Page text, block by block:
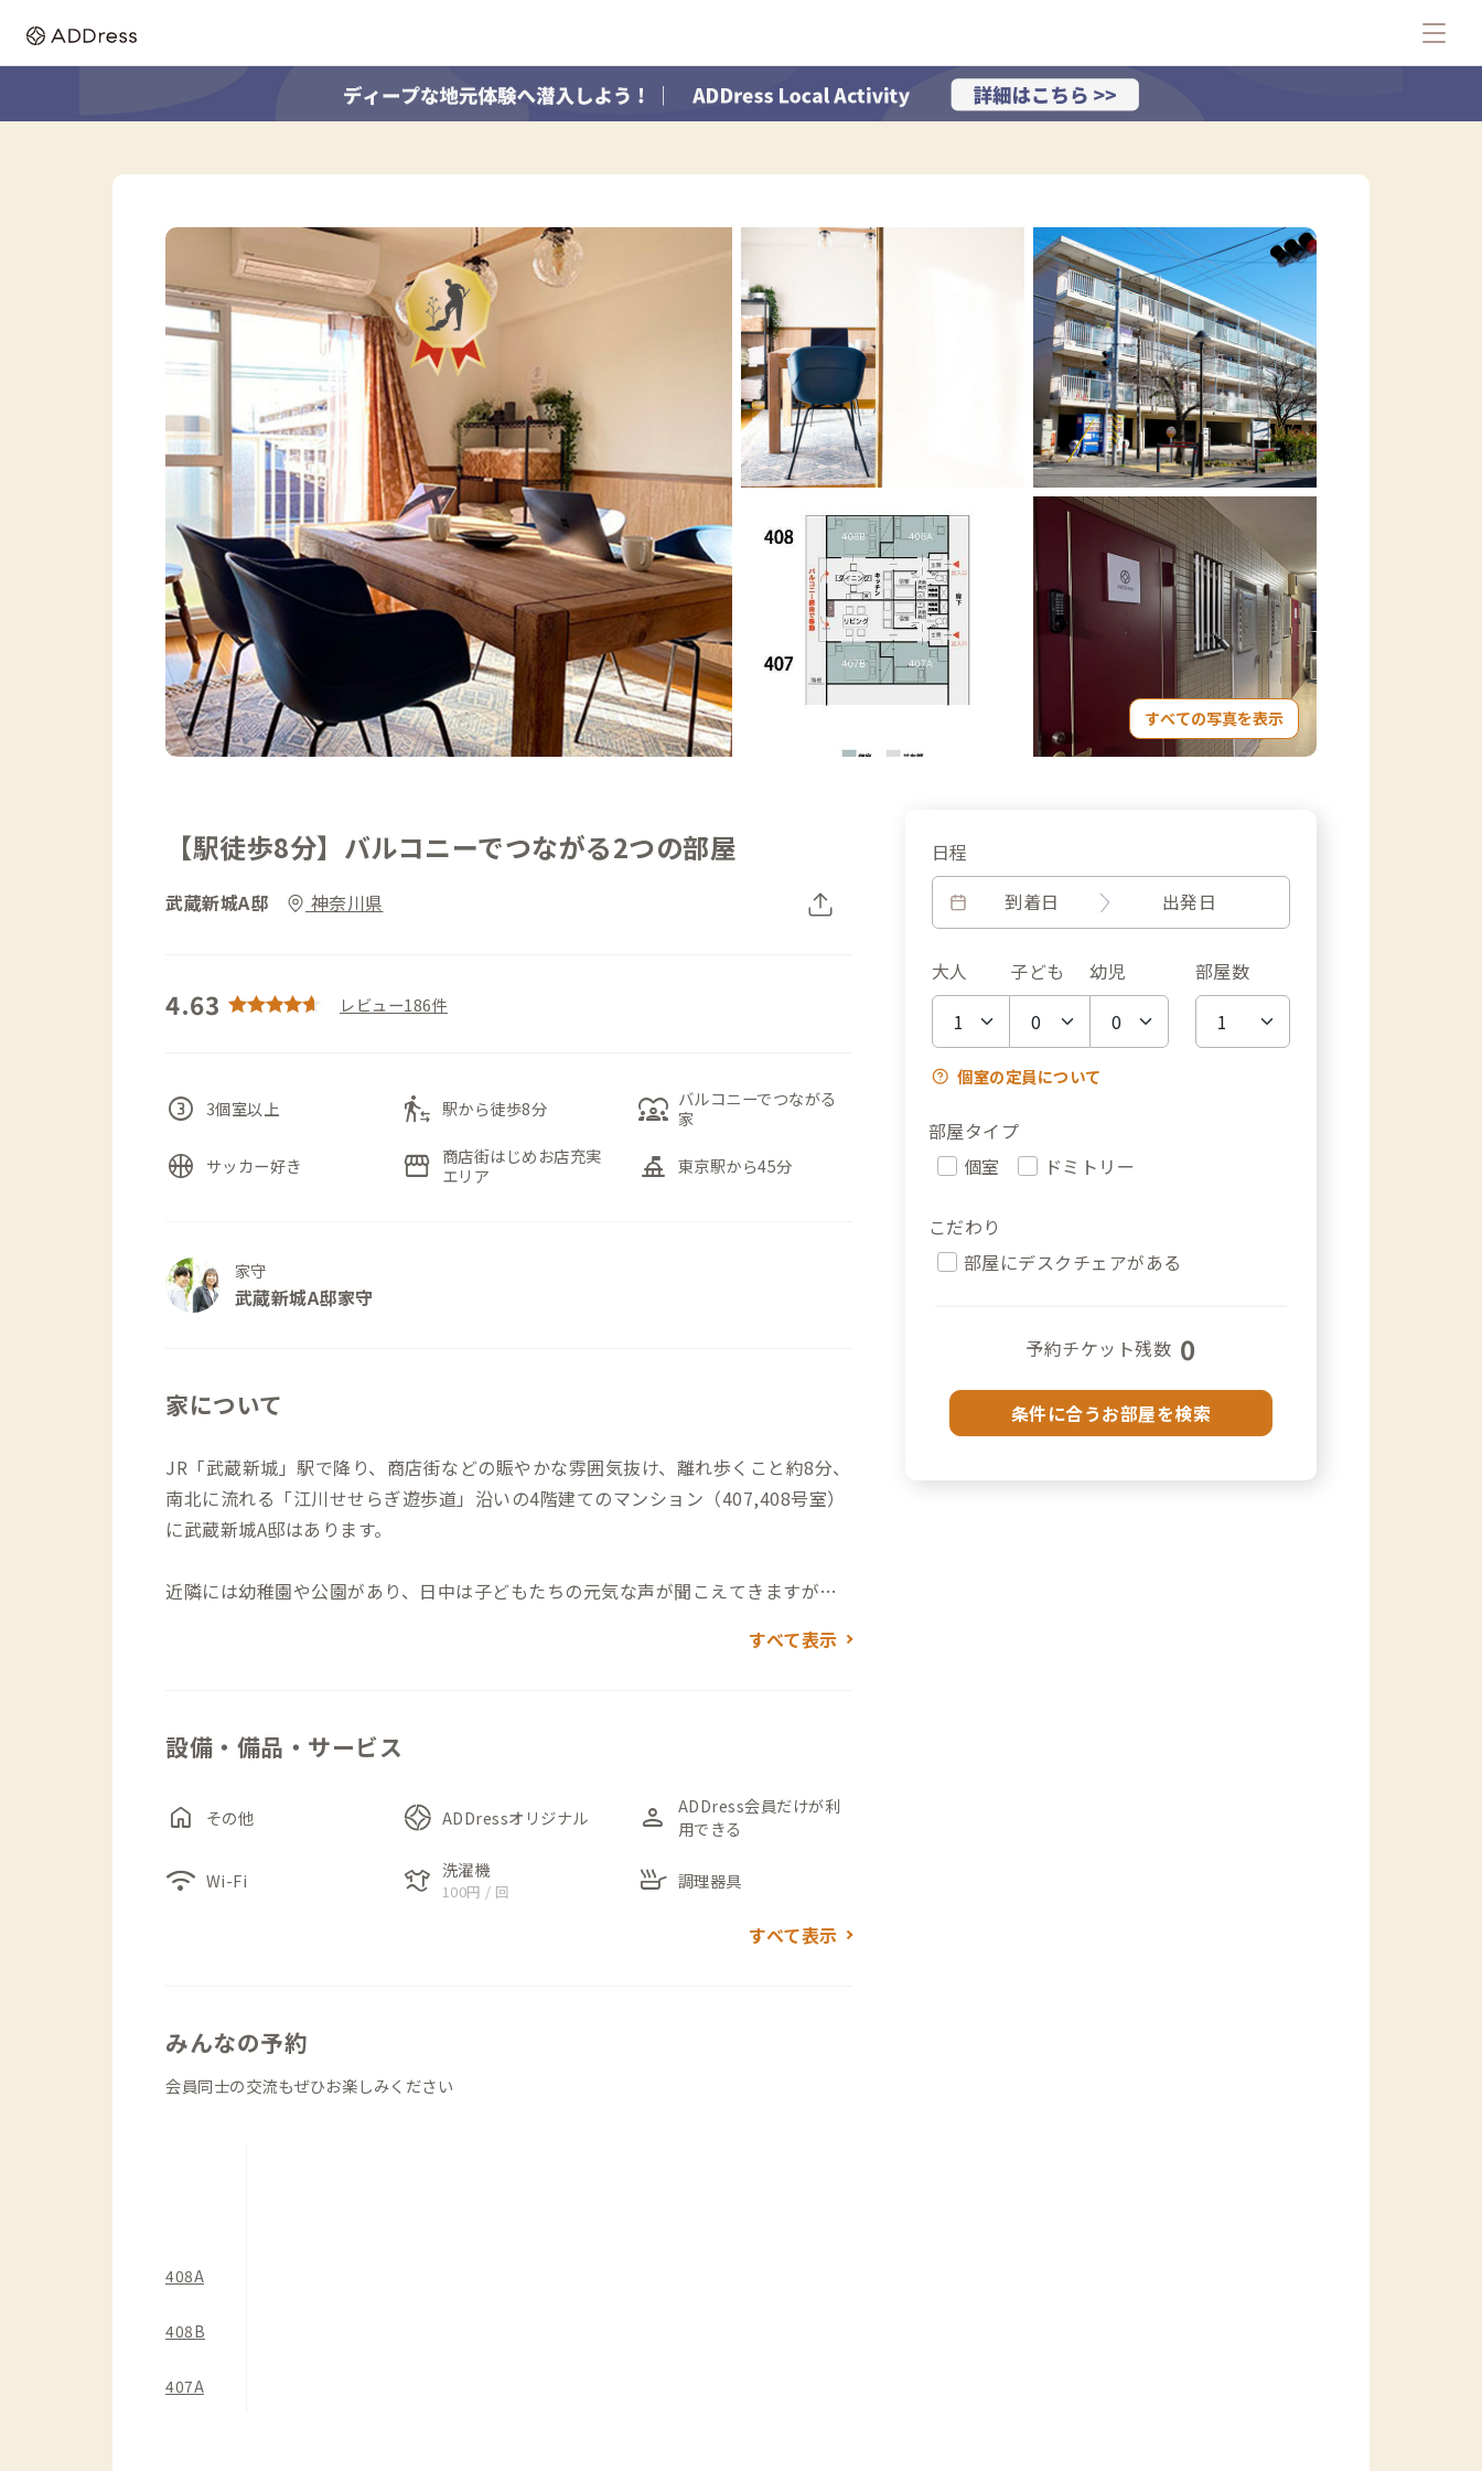
すべての写真を表示
【駅徒歩8分】バルコニーでつながる2つの部屋
武蔵新城A邸 神奈川県
4.63 レビュー186件
counter_3 3個室以上 transfer_within_a_station 駅から徒歩8分 diversity_1 バルコニーでつながる
家
sports_basketball サッカー好き storefront 商店街はじめお店充実
エリア
things_to_do 東京駅から45分
家守
武蔵新城A邸家守
家について
JR「武蔵新城」駅で降り、商店街などの賑やかな雰囲気抜け、離れ歩くこと約8分、
南北に流れる「江川せせらぎ遊歩道」沿いの4階建てのマンション（407,408号室）
に武蔵新城A邸はあります。
近隣には幼稚園や公園があり、日中は子どもたちの元気な声が聞こえてきますが、
来できるようにしました。ワークスペースの407号室・ダイニングスペースの408号
407号室の洋室にはデスクとチェア、407号室と408号室の和室にはそれぞれ座卓と
バルコニーには人工芝や木のフロアタイルを敷き詰めてあり「ついつい裸足で行き
ダイニング、ワークスペースはややコンパクト、キッチンはやや狭いので、本格的
すべて表示
設備・備品・サービス
home その他 ADDressオリジナル person
ADDress会員だけが利
用できる
wifi Wi-Fi laundry 洗濯機
100円 / 回 skillet 調理器具
すべて表示
日程
到着日
出発日
大人 子ども 幼児 部屋数
個室の定員について
部屋タイプ
個室
ドミトリー
こだわり
部屋にデスクチェアがある
予約チケット残数 0
条件に合うお部屋を検索
みんなの予約
会員同士の交流もぜひお楽しみください
408A
408B
407A